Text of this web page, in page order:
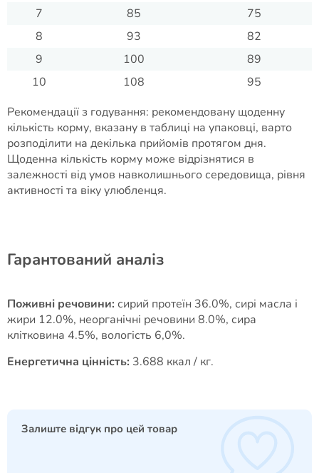
7
85
75
8
93
82
9
100
89
10
108
95
Рекомендації з годування: рекомендовану щоденну
кількість корму, вказану в таблиці на упаковці, варто
розподілити на декілька прийомів протягом дня.
Щоденна кількість корму може відрізнятися в
залежності від умов навколишнього середовища, рівня
активності та віку улюбленця.
Гарантований аналіз
Поживні речовини: сирий протеїн 36.0%, сирі масла і
жири 12.0%, неорганічні речовини 8.0%, сира
клітковина 4.5%, вологість 6,0%.
Енергетична цінність: 3.688 ккал / кг.
Залиште відгук про цей товар